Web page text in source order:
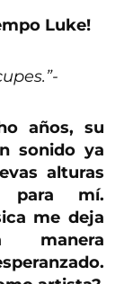
Luke!
años, su
sonido ya
alturas
para mí.
me deja
manera